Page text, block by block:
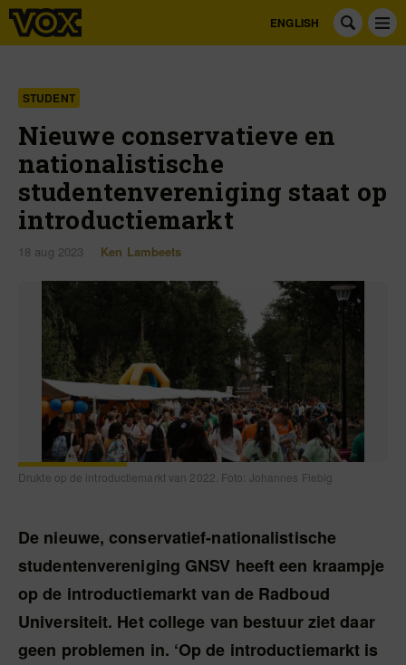
ENGLISH
STUDENT
Nieuwe conservatieve en
nationalistische
studentenvereniging staat op
introductiemarkt
18 aug 2023 Ken Lambeets
Drukte op de introductiemarkt van 2022. Foto: Johannes Fiebig
De nieuwe, conservatief-nationalistische
studentenvereniging GNSV heeft een kraampje
op de introductiemarkt van de Radboud
Universiteit. Het college van bestuur ziet daar
geen problemen in. ‘Op de introductiemarkt is